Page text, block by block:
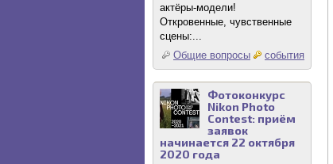
актёры-модели!
Откровенные, чувственные
сцены:...
Общие вопросы
события
Фотоконкурс
Nikon Photo
Contest: приём
заявок
начинается 22 октября
2020 года